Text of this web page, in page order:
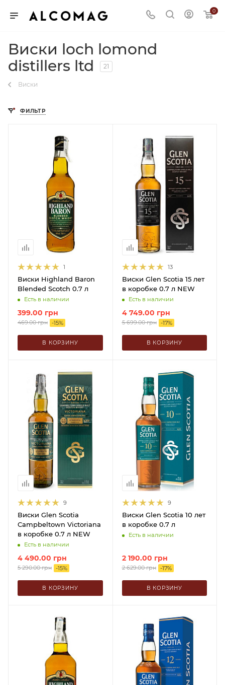
0
Виски loch lomond
distillers ltd
21
Виски
ФИЛЬТР
1
Виски Highland Baron
Blended Scotch 0.7 л
Есть в наличии
399.00 грн
469.00грн -15%
В КОРЗИНУ
13
Виски Glen Scotia 15 лет
в коробке 0.7 л NEW
Есть в наличии
4 749.00 грн
5 699.00грн -17%
В КОРЗИНУ
9
Виски Glen Scotia
Campbeltown Victoriana
в коробке 0.7 л NEW
Есть в наличии
4 490.00 грн
5 290.00грн -15%
В КОРЗИНУ
9
Виски Glen Scotia 10 лет
в коробке 0.7 л
Есть в наличии
2 190.00 грн
2 629.00грн -17%
В КОРЗИНУ